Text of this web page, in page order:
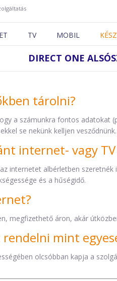
TV MOBIL
DIRECT ONE
tárolni?
a számunkra fontos
se nekünk kelljen vesződnünk.
internet- vagy
internetet albérletben
és a hűségidő.
megfizethető áron, akár
mint
olcsóbban kapja a